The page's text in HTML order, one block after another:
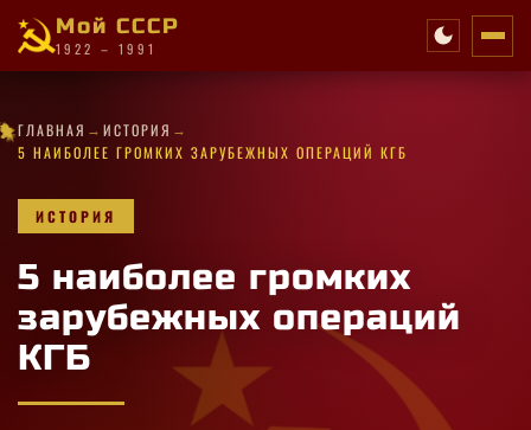
Мой СССР
1922 – 1991
★
★
★
✦
★
✧
·
★
✧
★
✧
·★
✧
★
★
·✦
✦
·✧
★
·✧
✦ ГЛАВНАЯ → ИСТОРИЯ →
5 НАИБОЛЕЕ ГРОМКИХ ЗАРУБЕЖНЫХ ОПЕРАЦИЙ КГБ
ИСТОРИЯ
5 наиболее громких
зарубежных операций
КГБ